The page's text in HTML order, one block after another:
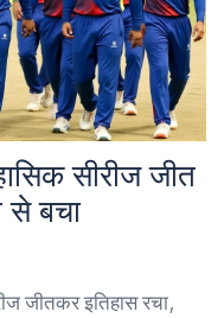
सीरीज जीत
से बचा
जीतकर इतिहास रचा,